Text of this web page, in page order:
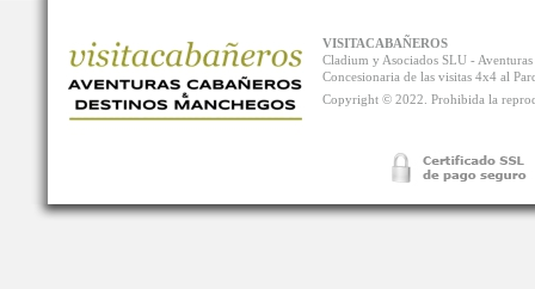
VISITACABAÑEROS
Cladium y Asociados SLU -
Concesionaria de las visitas 4x4 al
Copyright © 2022. Prohibida la